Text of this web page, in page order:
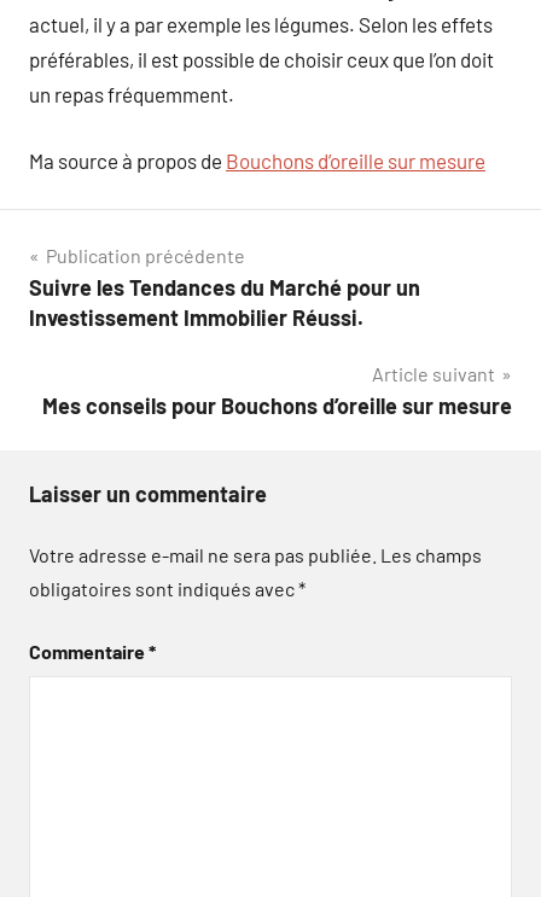
actuel, il y a par exemple les légumes. Selon les effets
préférables, il est possible de choisir ceux que l’on doit
un repas fréquemment.
Ma source à propos de Bouchons d’oreille sur mesure
Navigation
de
Publication précédente
Suivre les Tendances du Marché pour un
Investissement Immobilier Réussi.
Article suivant
Mes conseils pour Bouchons d’oreille sur mesure
Laisser un commentaire
Votre adresse e-mail ne sera pas publiée. Les champs
obligatoires sont indiqués avec*
Commentaire*